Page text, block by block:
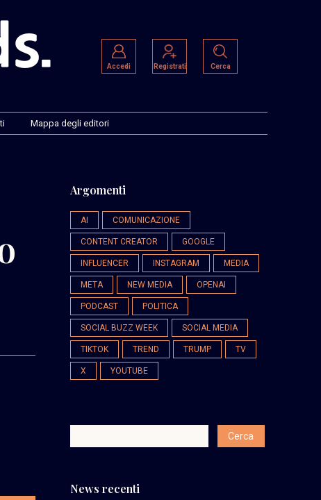
Accedi Registrati Cerca
Mappa degli editori
Argomenti
AI COMUNICAZIONE
CONTENT CREATOR GOOGLE
INFLUENCER INSTAGRAM MEDIA
META NEW MEDIA OPENAI
PODCAST POLITICA
SOCIAL BUZZ WEEK SOCIAL MEDIA
TIKTOK TREND TRUMP TV
X YOUTUBE
News recenti